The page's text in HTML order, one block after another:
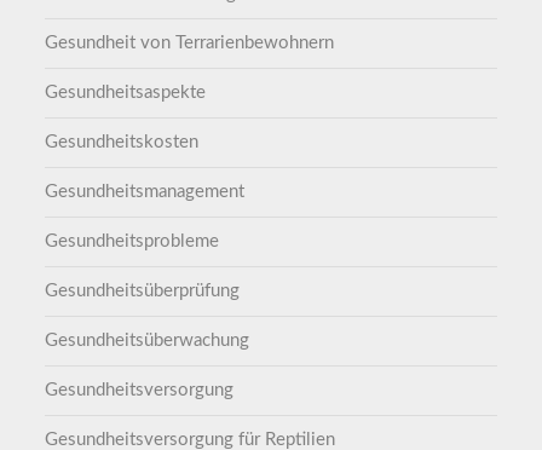
Gesundheit von Terrarienbewohnern
Gesundheitsaspekte
Gesundheitskosten
Gesundheitsmanagement
Gesundheitsprobleme
Gesundheitsüberprüfung
Gesundheitsüberwachung
Gesundheitsversorgung
Gesundheitsversorgung für Reptilien